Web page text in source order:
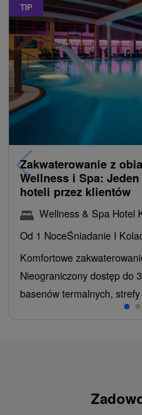
TIP
Zakwaterowanie z
Wellness i Spa:
hoteli przez klientów
Wellness & Spa Hotel
Od 1 NoceŚniadanie I
Komfortowe
Nieograniczony dostęp do
basenów termalnych,